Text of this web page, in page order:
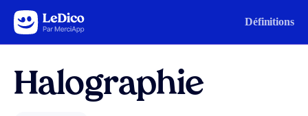
Aller au contenu Définitions
Halographie